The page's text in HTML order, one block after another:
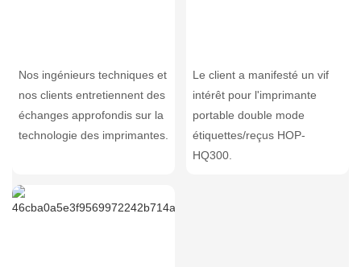
Nos ingénieurs techniques et
nos clients entretiennent des
échanges approfondis sur la
technologie des imprimantes.
Le client a manifesté un vif
intérêt pour l'imprimante
portable double mode
étiquettes/reçus HOP-
HQ300.